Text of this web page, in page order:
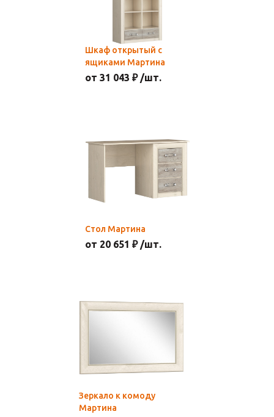
Шкаф открытый с
ящиками Мартина
от 31 043 ₽ /шт.
Стол Мартина
от 20 651 ₽ /шт.
Зеркало к комоду
Мартина